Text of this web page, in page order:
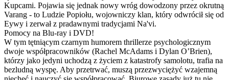
Kupcami. Pojawia się jednak nowy wróg dowodzony przez okrutną
Varang - to Ludzie Popiołu, wojowniczy klan, który odwrócił się od
Eywy i zerwał z pradawnymi tradycjami Na'vi.
Pomocy na Blu-ray i DVD!
W tym tętniącym czarnym humorem thrillerze psychologicznym
dwoje współpracowników (Rachel McAdams i Dylan O’Brien),
którzy jako jedyni uchodzą z życiem z katastrofy samolotu, trafia na
bezludną wyspę. Aby przetrwać, muszą przezwyciężyć wzajemną